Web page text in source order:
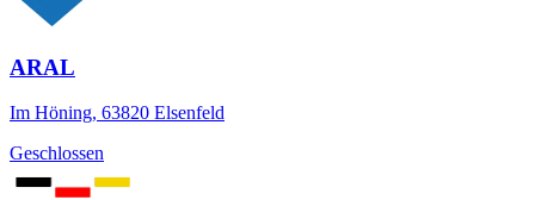
ARAL
Im Höning, 63820 Elsenfeld
Geschlossen